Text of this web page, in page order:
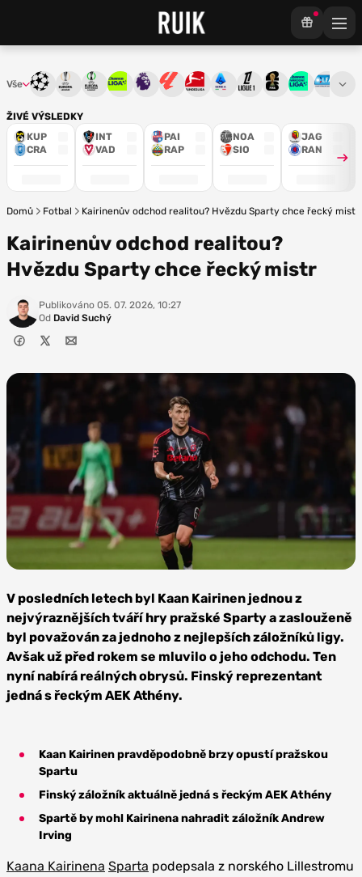
ŽIVÉ VÝSLEDKY
KUP
CRA
INT
VAD
PAI
RAP
NOA
SIO
JAG
RAN
Vše Liga mistrůEvropská liga
Konferenční liga
Chance ligaPremier League
La LigaBundesliga
Serie ALigue 1Mistrovství světa
Chance3. ČFL
Domů Fotbal Kairinenův odchod realitou? Hvězdu Sparty chce řecký mistr
Kairinenův odchod realitou?
Hvězdu Sparty chce řecký mistr
Publikováno 05. 07. 2026, 10:27
Od David Suchý
Sparta Praha
V posledních letech byl Kaan Kairinen jednou z
nejvýraznějších tváří hry pražské Sparty a zaslouženě
byl považován za jednoho z nejlepších záložníků ligy.
Avšak už před rokem se mluvilo o jeho odchodu. Ten
nyní nabírá reálných obrysů. Finský reprezentant
jedná s řeckým AEK Athény.
Kaan Kairinen pravděpodobně brzy opustí pražskou
Spartu
Finský záložník aktuálně jedná s řeckým AEK Athény
Spartě by mohl Kairinena nahradit záložník Andrew
Irving
Kaana Kairinena Sparta podepsala z norského Lillestromu